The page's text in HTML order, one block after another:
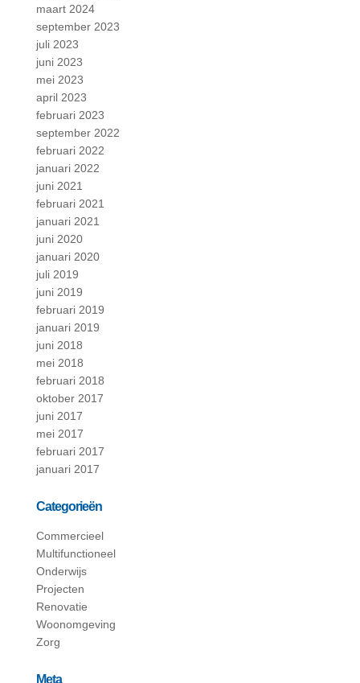
maart 2024
september 2023
juli 2023
juni 2023
mei 2023
april 2023
februari 2023
september 2022
februari 2022
januari 2022
juni 2021
februari 2021
januari 2021
juni 2020
januari 2020
juli 2019
juni 2019
februari 2019
januari 2019
juni 2018
mei 2018
februari 2018
oktober 2017
juni 2017
mei 2017
februari 2017
januari 2017
Categorieën
Commercieel
Multifunctioneel
Onderwijs
Projecten
Renovatie
Woonomgeving
Zorg
Meta